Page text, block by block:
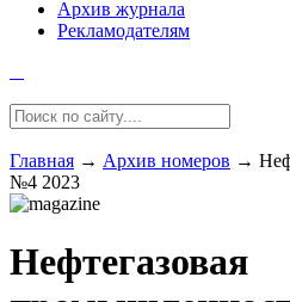
Архив журнала
Рекламодателям
Главная → Архив номеров →
№4 2023
Нефтегазовая